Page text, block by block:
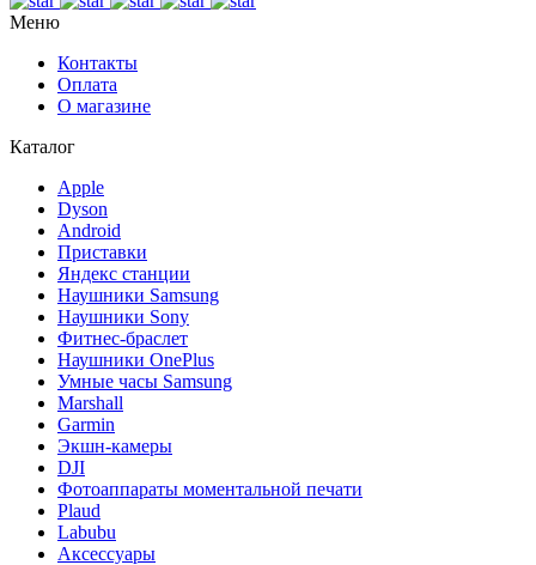
Меню
Контакты
Оплата
О магазине
Каталог
Apple
Dyson
Android
Приставки
Яндекс станции
Наушники Samsung
Наушники Sony
Фитнес-браслет
Наушники OnePlus
Умные часы Samsung
Marshall
Garmin
Экшн-камеры
DJI
Фотоаппараты моментальной печати
Plaud
Labubu
Аксессуары